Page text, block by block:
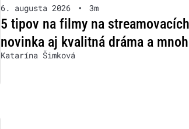
6. augusta 2026 • 3m
5 tipov na filmy na
novinka aj kvalitná dráma a
Katarína Šimková